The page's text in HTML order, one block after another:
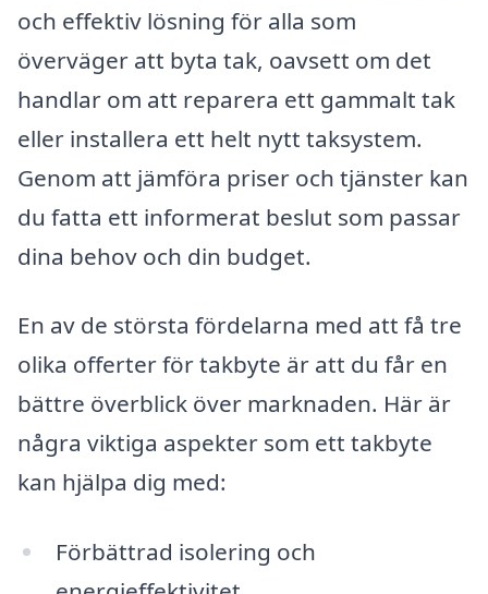
och effektiv lösning för alla som
överväger att byta tak, oavsett om det
handlar om att reparera ett gammalt tak
eller installera ett helt nytt taksystem.
Genom att jämföra priser och tjänster kan
du fatta ett informerat beslut som passar
dina behov och din budget.
En av de största fördelarna med att få tre
olika offerter för takbyte är att du får en
bättre överblick över marknaden. Här är
några viktiga aspekter som ett takbyte
kan hjälpa dig med:
Förbättrad isolering och